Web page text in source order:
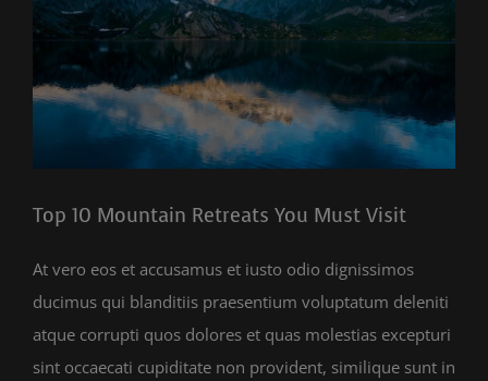
Top 10 Mountain Retreats You Must Visit
At vero eos et accusamus et iusto odio dignissimos
ducimus qui blanditiis praesentium voluptatum deleniti
atque corrupti quos dolores et quas molestias excepturi
sint occaecati cupiditate non provident, similique sunt in